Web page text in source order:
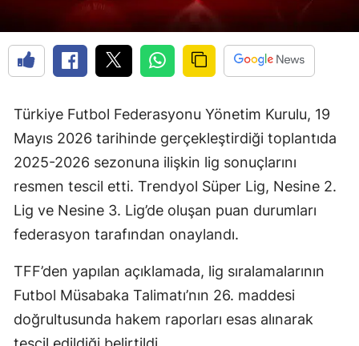
Türkiye Futbol Federasyonu Yönetim Kurulu, 19
Mayıs 2026 tarihinde gerçekleştirdiği toplantıda
2025-2026 sezonuna ilişkin lig sonuçlarını
resmen tescil etti. Trendyol Süper Lig, Nesine 2.
Lig ve Nesine 3. Lig’de oluşan puan durumları
federasyon tarafından onaylandı.
TFF’den yapılan açıklamada, lig sıralamalarının
Futbol Müsabaka Talimatı’nın 26. maddesi
doğrultusunda hakem raporları esas alınarak